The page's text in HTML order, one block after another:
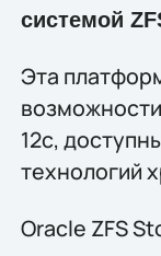
системой
Эта
12c,
технологий
Oracle ZFS